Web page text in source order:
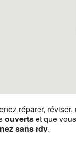
réparer,
ouvertset que
sans rdv.